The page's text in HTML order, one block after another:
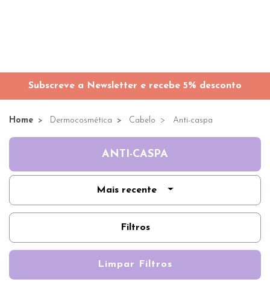
Subscreve a Newsletter e recebe 5% desconto
Home Dermocosmética Cabelo Anti-caspa
ANTI-CASPA
Mais recente
Filtros
Limpar Filtros